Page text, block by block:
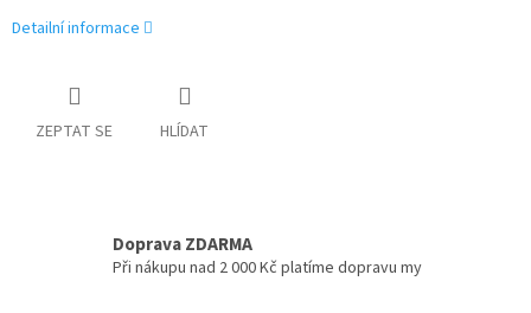
Detailní informace
ZEPTAT SE HLÍDAT
Doprava ZDARMA
Při nákupu nad 2 000 Kč platíme dopravu my